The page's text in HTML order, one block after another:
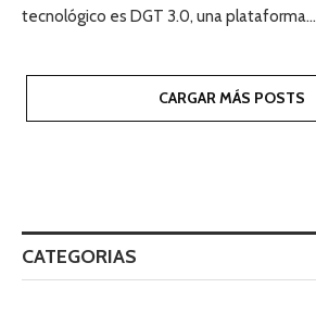
tecnológico es DGT 3.0, una plataforma…
CARGAR MÁS POSTS
CATEGORIAS